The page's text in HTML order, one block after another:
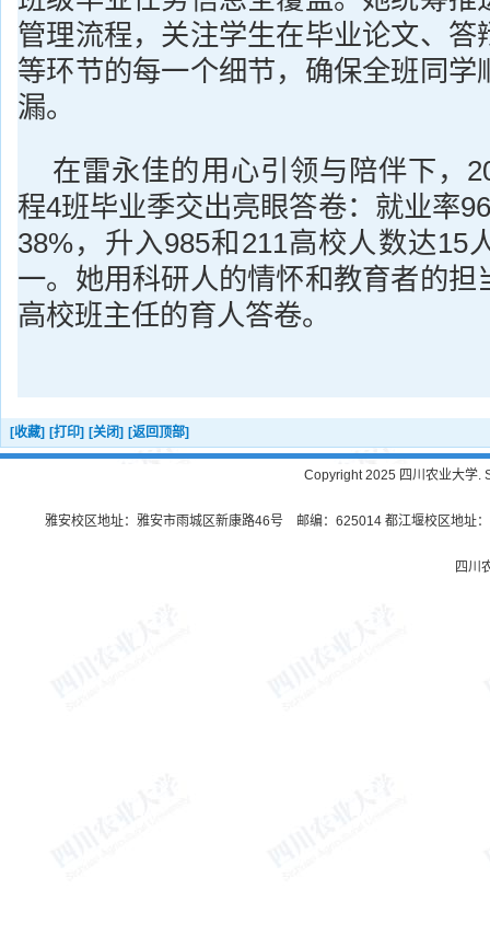
管理流程，关注学生在毕业论文、答
等环节的每一个细节，确保全班同学
漏。
在雷永佳的用心引领与陪伴下，
程4班毕业季交出亮眼答卷：就业率
38%，升入985和211高校人数达15
一。她用科研人的情怀和教育者的担
高校班主任的育人答卷。
[收藏] [打印] [关闭] [返回顶部]
Copyright 2025 四川农业大学.
雅安校区地址：雅安市雨城区新康路46号 邮编：625014 都江堰校区地址
四川